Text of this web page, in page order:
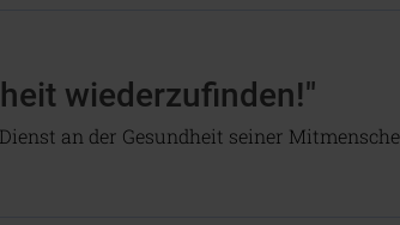
wiederzufinden!"
an der Gesundheit seiner